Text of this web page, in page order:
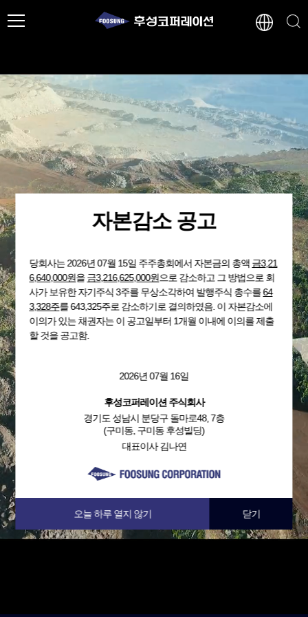
자본감소 공고
당회사는 2026년 07월 15일 주주총회에서 자본금의 총액 금3,21
6,640,000원을금3,216,625,000원으로 감소하고 그 방법으로 회
사가 보유한 자기주식 3주를 무상소각하여 발행주식 총수를64
3,328주를 643,325주로 감소하기로 결의하였음. 이 자본감소에
이의가 있는 채권자는 이 공고일부터 1개월 이내에 이의를 제출
할 것을 공고함.
2026년 07월 16일
후성코퍼레이션 주식회사
경기도 성남시 분당구 돌마로48, 7층
(구미동, 구미동 후성빌딩)
대표이사 김나연
오늘 하루 열지 않기 닫기